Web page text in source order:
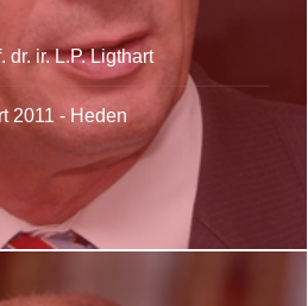
dr. ir. L.P. Ligthart
2011 - Heden